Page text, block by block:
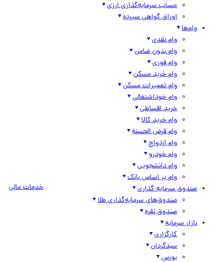
حساب سرمایه‌گذاری ارزی
اوراق گواهی سپرده
وام‌ها
وام نقدی
وام بدون ضامن
وام فوری
وام خرید مسکن
وام تعمیرات مسکن
وام خوداشتغالی
خرید اقساطی
وام خرید کالا
وام قرض الحسنه
وام ازدواج
وام خودرو
وام دانشجویی
وام بر اساس بانک
صندوق سرمایه گذاری
صندوق‌های سرمایه‌گذاری طلا
صندوق نقره
بازار سرمایه
کارگزاری
سبدگردان
بورس
خدمات مالی